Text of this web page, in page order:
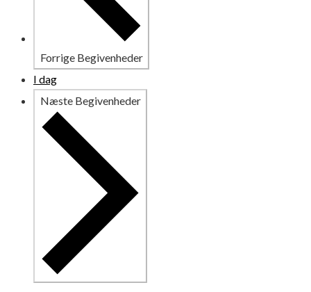
Forrige Begivenheder
I dag
Næste Begivenheder